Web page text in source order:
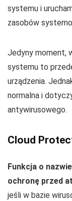
systemu i
zasobów
Jedyny moment,
systemu to
urządzenia.
normalna i
antywirusowego.
Cloud
Funkcja o
ochronę przed
jeśli w bazie